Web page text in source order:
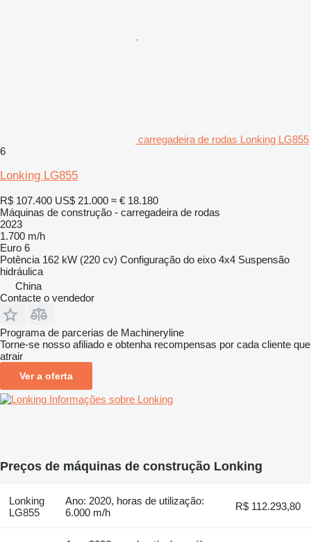
carregadeira de rodas Lonking LG855
6
Lonking LG855
R$ 107.400 US$ 21.000 ≈ € 18.180
Máquinas de construção - carregadeira de rodas
2023
1.700 m/h
Euro 6
Potência 162 kW (220 cv) Configuração do eixo 4x4 Suspensão
hidráulica
China
Contacte o vendedor
Programa de parcerias de Machineryline
Torne-se nosso afiliado e obtenha recompensas por cada cliente que
atrair
Ver a oferta
Informações sobre Lonking
Preços de máquinas de construção Lonking
Lonking
LG855
Ano: 2020, horas de utilização:
6.000 m/h
R$ 112.293,80